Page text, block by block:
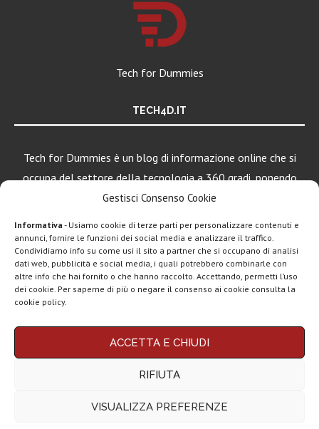
Gestisci Consenso Cookie
Informativa - Usiamo cookie di terze parti per personalizzare contenuti e
annunci, fornire le funzioni dei social media e analizzare il traffico.
Condividiamo info su come usi il sito a partner che si occupano di analisi
dati web, pubblicità e social media, i quali potrebbero combinarle con
altre info che hai fornito o che hanno raccolto. Accettando, permetti l’uso
dei cookie. Per saperne di più o negare il consenso ai cookie consulta la
cookie policy.
ACCETTA E CHIUDI
RIFIUTA
VISUALIZZA PREFERENZE
Tech for Dummies
TECH4D.IT
Tech for Dummies è un blog di informazione online che si
occupa del settore della tecnologia a 360 gradi, ponendo
una particolare attenzione al mondo Android, Apple e
Chi siamo Contatti Disclaimer Privacy policy
Questo blog non rappresenta una testata giornalistica in quanto viene aggiornato
Affiliazione Amazon EU, un programma che eroga ai siti una commissione
LEGGI ANCHE
Come scaricare
DeepSeek
Come fare la